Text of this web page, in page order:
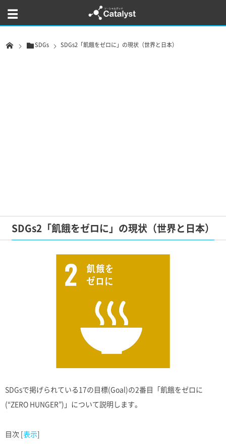
SDGs SDGs2「飢餓をゼロに」の現状（世界と日本）
SDGs2「飢餓をゼロに」の現状（世界と日本）
SDGsで掲げられている17の目標(Goal)の2番目「飢餓をゼロに
(“ZERO HUNGER”)」について説明します。
目次 [表示]